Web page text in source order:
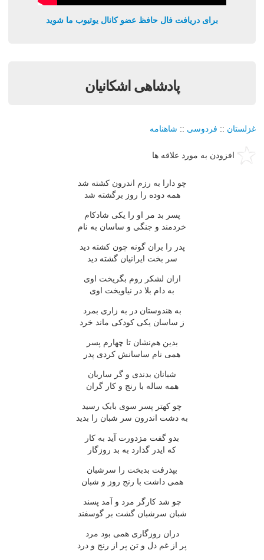
برای دریافت فال حافظ عضو کانال یوتیوب ما شوید
پادشاهی اشکانیان
غزلستان :: فردوسی :: شاهنامه
افزودن به مورد علاقه ها
چو دارا به رزم اندرون کشته شد
همه دوده را روز برگشته شد
پسر بد مر او را یکی شادکام
خردمند و جنگی و ساسان به نام
پدر را بران گونه چون کشته دید
سر بخت ایرانیان گشته دید
ازان لشکر روم بگریخت اوی
به دام بلا در نیاویخت اوی
به هندوستان در به زاری بمرد
ز ساسان یکی کودکی ماند خرد
بدین هم‌نشان تا چهارم پسر
همی نام ساسانش کردی پدر
شبانان بدندی و گر ساربان
همه ساله با رنج و کار گران
چو کهتر پسر سوی بابک رسید
به دشت اندرون سر شبان را بدید
بدو گفت مزدورت آید به کار
که ایدر گذارد به بد روزگار
بپذرفت بدبخت را سرشبان
همی داشت با رنج روز و شبان
چو شد کارگر مرد و آمد پسند
شبان سرشبان گشت بر گوسفند
دران روزگاری همی بود مرد
پر از غم دل و تن پر از رنج و درد